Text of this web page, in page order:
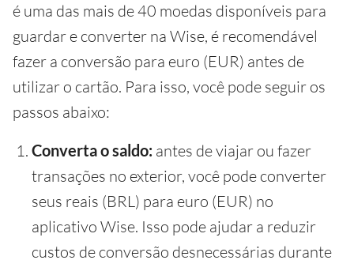
é uma das mais de 40 moedas disponíveis para
guardar e converter na Wise, é recomendável
fazer a conversão para euro (EUR) antes de
utilizar o cartão. Para isso, você pode seguir os
passos abaixo:
Converta o saldo: antes de viajar ou fazer
transações no exterior, você pode converter
seus reais (BRL) para euro (EUR) no
aplicativo Wise. Isso pode ajudar a reduzir
custos de conversão desnecessárias durante